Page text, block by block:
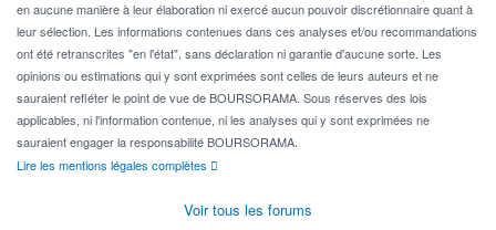
en aucune manière à leur élaboration ni exercé aucun pouvoir discrétionnaire quant à
leur sélection. Les informations contenues dans ces analyses et/ou recommandations
ont été retranscrites "en l'état", sans déclaration ni garantie d'aucune sorte. Les
opinions ou estimations qui y sont exprimées sont celles de leurs auteurs et ne
sauraient refléter le point de vue de BOURSORAMA. Sous réserves des lois
applicables, ni l'information contenue, ni les analyses qui y sont exprimées ne
sauraient engager la responsabilité BOURSORAMA.
Lire les mentions légales complètes
Voir tous les forums